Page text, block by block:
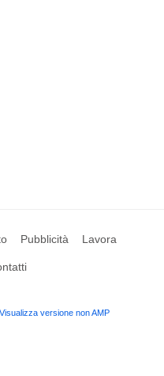
Pubblicità Lavora
Visualizza versione non AMP